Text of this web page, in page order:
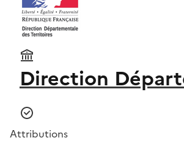
Direction
Attributions